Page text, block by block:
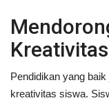
Kreativitas
Pendidikan yang
kreativitas siswa.